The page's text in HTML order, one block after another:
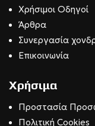
Χρήσιμοι Οδηγοί
Άρθρα
Συνεργασία
Επικοινωνία
Χρήσιμα
Προστασία
Πολιτική Cookies